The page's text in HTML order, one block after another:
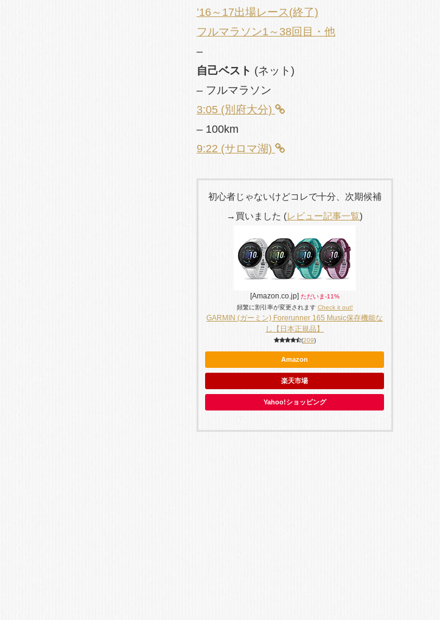
’16～17出場レース(終了)
フルマラソン1～38回目・他
–
自己ベスト (ネット)
– フルマラソン
3:05 (別府大分)
– 100km
9:22 (サロマ湖)
初心者じゃないけどコレで十分、次期候補
→買いました (レビュー記事一覧)
[Amazon.co.jp] ただいま-11%
頻繁に割引率が変更されます Check it out!
GARMIN (ガーミン) Forerunner 165 Music保存機能な
し【日本正規品】
(209)
Amazon
楽天市場
Yahoo!ショッピング